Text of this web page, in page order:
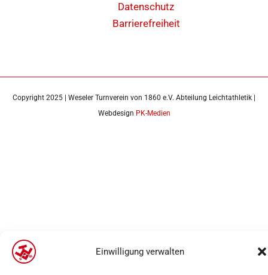
Einwilligung verwalten
Datenschutz
Barrierefreiheit
Copyright 2025 | Weseler Turnverein von 1860 e.V. Abteilung Leichtathletik |
Webdesign PK-Medien